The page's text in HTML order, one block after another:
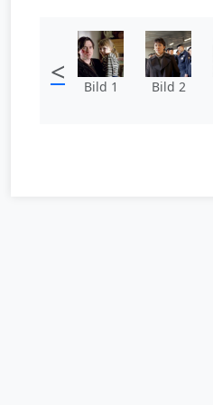
< Bild 1 Bild 2